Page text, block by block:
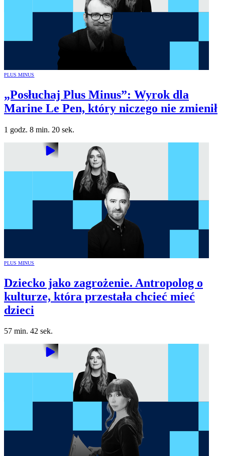
PLUS MINUS
„Posłuchaj Plus Minus”: Wyrok dla
Marine Le Pen, który niczego nie zmienił
1 godz. 8 min. 20 sek.
PLUS MINUS
Dziecko jako zagrożenie. Antropolog o
kulturze, która przestała chcieć mieć
dzieci
57 min. 42 sek.